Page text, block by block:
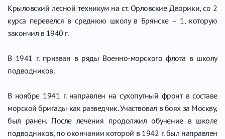
Крыловский лесной техникум на ст. Орловские Дворики, со 2
курса перевелся в среднюю школу в Брянске – 1, которую
закончил в 1940 г.
В 1941 г. призван в ряды Военно-морского флота в школу
подводников.
В ноябре 1941 г. направлен на сухопутный фронт в составе
морской бригады как разведчик. Участвовал в боях за Москву,
был ранен. После лечения продолжил обучение в школе
подводников, по окончании которой в 1942 г. был направлен